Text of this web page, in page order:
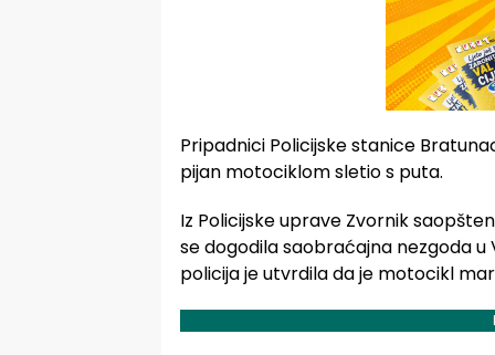
Pripadnici Policijske stanice
pijan motociklom sletio s puta.
Iz Policijske uprave Zvornik
se dogodila saobraćajna nezgoda
policija je utvrdila da je motocikl